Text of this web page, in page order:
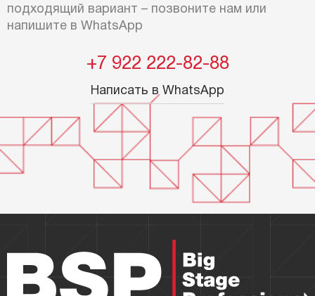
подходящий вариант – позвоните нам или
напишите в WhatsApp
+7 922 222-82-88
Написать в WhatsApp